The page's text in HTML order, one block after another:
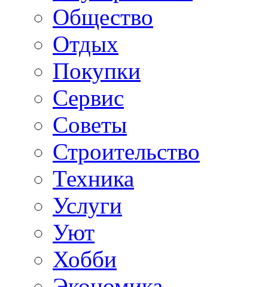
Общество
Отдых
Покупки
Сервис
Советы
Строительство
Техника
Услуги
Уют
Хобби